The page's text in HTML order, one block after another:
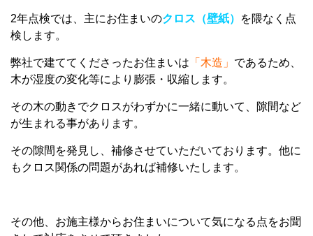
2年点検では、主にお住まいのクロス（壁紙）
を隈なく点
検します。
弊社で建ててくださったお住まいは 「木造」 であるため、
木が湿度の変化等により膨張・収縮します。
その木の動きでクロスがわずかに一緒に動いて、隙間など
が生まれる事があります。
その隙間を発見し、補修させていただいております。他に
もクロス関係の問題があれば補修いたします。
その他、お施主様からお住まいについて気になる点をお聞